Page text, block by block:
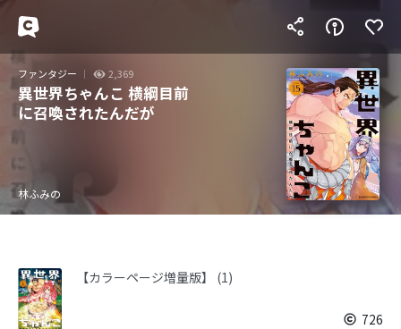
ファンタジー 2,369
異世界ちゃんこ 横綱目前
に召喚されたんだが
林ふみの
【カラーページ増量版】 (1)
726